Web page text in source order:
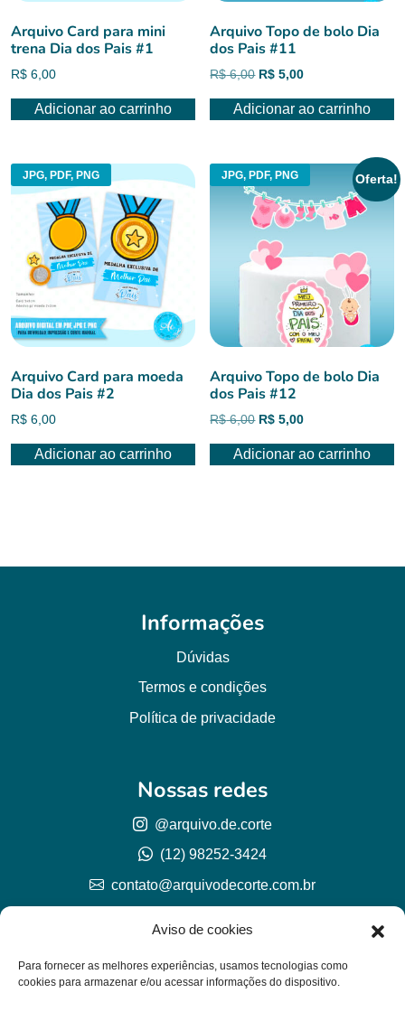
Aviso de cookies
Para fornecer as melhores experiências, usamos tecnologias como
cookies para armazenar e/ou acessar informações do dispositivo.
Arquivo Card para mini
trena Dia dos Pais #1
R$ 6,00
Adicionar ao carrinho
Arquivo Topo de bolo Dia
dos Pais #11
R$6,00 O
original
R$ 5,00O
atual
Adicionar ao carrinho
JPG, PDF, PNG
Arquivo Card para moeda
Dia dos Pais #2
R$ 6,00
Adicionar ao carrinho
JPG, PDF, PNG Oferta!
Arquivo Topo de bolo Dia
dos Pais #12
R$6,00 O
original
R$ 5,00O
atual
Adicionar ao carrinho
Informações
Dúvidas
Termos e condições
Política de privacidade
Nossas redes
@arquivo.de.corte
(12) 98252-3424
contato@arquivodecorte.com.br